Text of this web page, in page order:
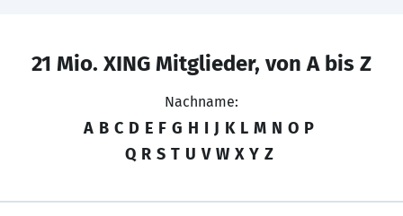
21 Mio. XING Mitglieder, von A bis Z
Nachname:
A B C D E F G H I J K L M N O P
Q R S T U V W X Y Z